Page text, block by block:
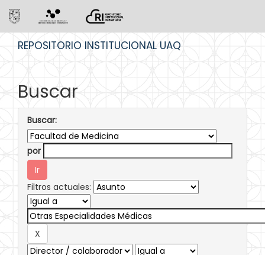
REPOSITORIO INSTITUCIONAL UAQ
Buscar
Buscar:
por
Filtros actuales: